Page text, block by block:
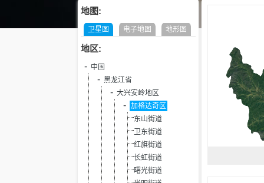
地图:
卫星图 电子地图 地形图
地区:
中国
黑龙江省
大兴安岭地区
加格达奇区
东山街道
卫东街道
红旗街道
长虹街道
曙光街道